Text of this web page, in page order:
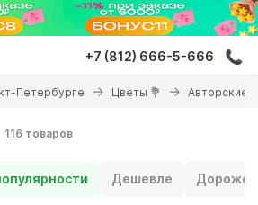
+7 (812) 666-5-666
Петербурге Цветы 💐 Авторские
116 товаров
Дешевле Дороже